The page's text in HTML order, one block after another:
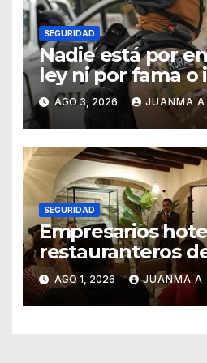
SEGURIDAD
Nadie está por
ley ni por fama o
afirmó titular de
AGO 3, 2026 JUANMA A
SEGURIDAD
Empresarios
restauranteros
Guanajuato
intentos de
AGO 1, 2026 JUANMA A